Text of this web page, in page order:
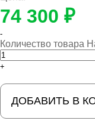
74 300 ₽
-
Количество товара
+
ДОБАВИТЬ В